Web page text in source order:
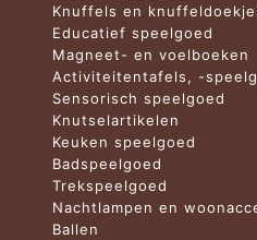
Knuffels en
Educatief speelgoed
Magneet- en voelboeken
Activiteitentafels, -
Sensorisch speelgoed
Knutselartikelen
Keuken speelgoed
Badspeelgoed
Trekspeelgoed
Nachtlampen en
Ballen